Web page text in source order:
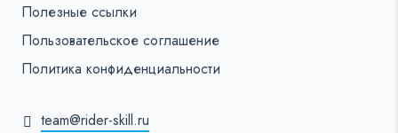
Полезные ссылки
Пользовательское соглашение
Политика конфиденциальности
team@rider-skill.ru